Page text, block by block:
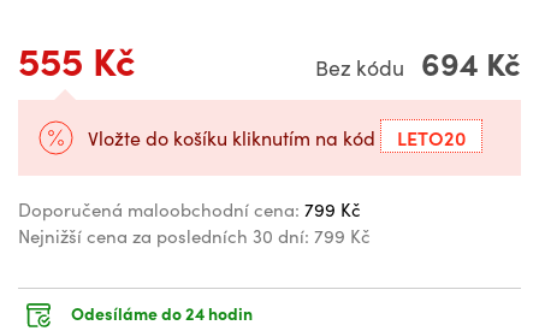
555 Kč Bez kódu 694 Kč
Vložte do košíku kliknutím na kód LETO20
Doporučená maloobchodní cena: 799 Kč
Nejnižší cena za posledních 30 dní: 799 Kč
Odesíláme do 24 hodin